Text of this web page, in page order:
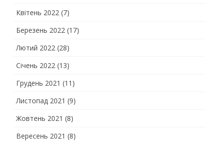
Квітень 2022 (7)
Березень 2022 (17)
Лютий 2022 (28)
Січень 2022 (13)
Грудень 2021 (11)
Листопад 2021 (9)
Жовтень 2021 (8)
Вересень 2021 (8)